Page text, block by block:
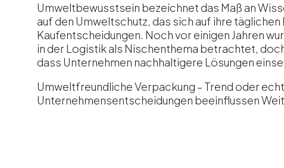
Umweltbewusstsein bezeichnet das Maß an
auf den Umweltschutz, das sich auf ihre
Kaufentscheidungen. Noch vor einigen Jahren
in der Logistik als Nischenthema betrachtet,
dass Unternehmen nachhaltigere Lösungen
Umweltfreundliche Verpackung – Trend oder
Unternehmensentscheidungen beeinflussen